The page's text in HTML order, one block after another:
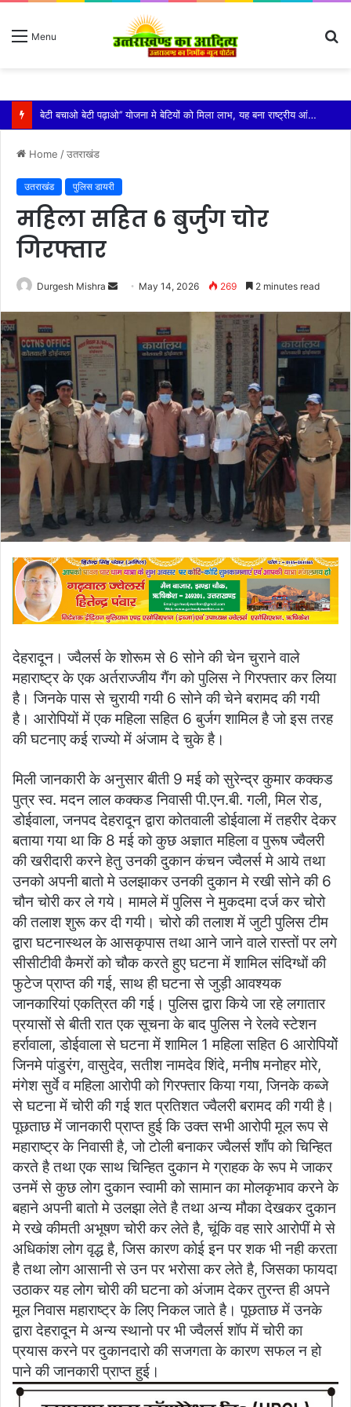
Menu
विशिष्ट पहचान बना रही है आदि कैलाश परिक्रमा: महाराज
Home /उतराखंड
उतराखंड पुलिस डायरी
महिला सहित 6 बुर्जुग चोर
गिरफ्तार
Durgesh Mishra
Send May 14, 2026 269 2 minutes read
देहरादून। ज्वैलर्स के शोरूम से 6 सोने की चेन चुराने वाले
महाराष्ट्र के एक अर्तराज्जीय गैंग को पुलिस ने गिरफ्तार कर लिया
है। जिनके पास से चुरायी गयी 6 सोने की चेने बरामद की गयी
है। आरोपियों में एक महिला सहित 6 बुर्जग शामिल है जो इस तरह
की घटनाए कई राज्यो में अंजाम दे चुके है।
मिली जानकारी के अनुसार बीती 9 मई को सुरेन्द्र कुमार कक्कड
पुत्र स्व. मदन लाल कक्कड निवासी पी.एन.बी. गली, मिल रोड,
डोईवाला, जनपद देहरादून द्वारा कोतवाली डोईवाला में तहरीर देकर
बताया गया था कि 8 मई को कुछ अज्ञात महिला व पुरूष ज्वैलरी
की खरीदारी करने हेतु उनकी दुकान कंचन ज्वैलर्स मे आये तथा
उनको अपनी बातो मे उलझाकर उनकी दुकान मे रखी सोने की 6
चौन चोरी कर ले गये। मामले में पुलिस ने मुकदमा दर्ज कर चोरो
की तलाश शुरू कर दी गयी। चोरो की तलाश में जुटी पुलिस टीम
द्वारा घटनास्थल के आसकृपास तथा आने जाने वाले रास्तों पर लगे
सीसीटीवी कैमरों को चौक करते हुए घटना में शामिल संदिग्धों की
फुटेज प्राप्त की गई, साथ ही घटना से जुड़ी आवश्यक
जानकारियां एकत्रित की गई। पुलिस द्वारा किये जा रहे लगातार
प्रयासों से बीती रात एक सूचना के बाद पुलिस ने रेलवे स्टेशन
हर्रावाला, डोईवाला से घटना में शामिल 1 महिला सहित 6 आरोपियोें
जिनमे पांडुरंग, वासुदेव, सतीश नामदेव शिंदे, मनीष मनोहर मोरे,
मंगेश सुर्वे व महिला आरोपी को गिरफ्तार किया गया, जिनके कब्जे
से घटना में चोरी की गई शत प्रतिशत ज्वैलरी बरामद की गयी है।
पूछताछ में जानकारी प्राप्त हुई कि उक्त सभी आरोपी मूल रूप से
महाराष्ट्र के निवासी है, जो टोली बनाकर ज्वैलर्स शॉंप को चिन्हित
करते है तथा एक साथ चिन्हित दुकान मे ग्राहक के रूप मे जाकर
उनमें से कुछ लोग दुकान स्वामी को सामान का मोलकृभाव करने के
बहाने अपनी बातो मे उलझा लेते है तथा अन्य मौका देखकर दुकान
मे रखे कीमती अभूषण चोरी कर लेते है, चूंकि वह सारे आरोपीं मे से
अधिकांश लोग वृद्ध है, जिस कारण कोई इन पर शक भी नही करता
है तथा लोग आसानी से उन पर भरोसा कर लेते है, जिसका फायदा
उठाकर यह लोग चोरी की घटना को अंजाम देकर तुरन्त ही अपने
मूल निवास महाराष्ट्र के लिए निकल जाते है। पूछताछ में उनके
द्वारा देहरादून मे अन्य स्थानो पर भी ज्वैलर्स शॉप में चोरी का
प्रयास करने पर दुकानदारो की सजगता के कारण सफल न हो
पाने की जानकारी प्राप्त हुई।